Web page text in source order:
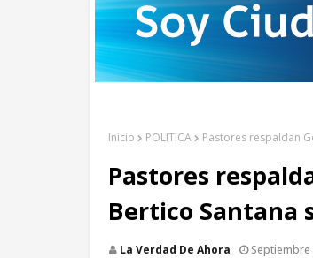
Inicio POLITICA Pastores respaldan
Pastores
Bertico Santana
La Verdad De Ahora Septiembre